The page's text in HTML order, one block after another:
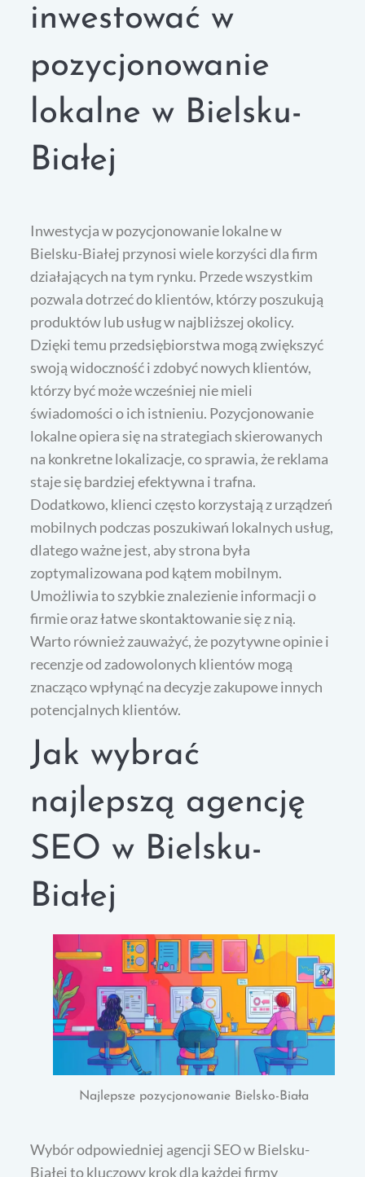
inwestować w
pozycjonowanie
lokalne w Bielsku-
Białej
Inwestycja w pozycjonowanie lokalne w
Bielsku-Białej przynosi wiele korzyści dla firm
działających na tym rynku. Przede wszystkim
pozwala dotrzeć do klientów, którzy poszukują
produktów lub usług w najbliższej okolicy.
Dzięki temu przedsiębiorstwa mogą zwiększyć
swoją widoczność i zdobyć nowych klientów,
którzy być może wcześniej nie mieli
świadomości o ich istnieniu. Pozycjonowanie
lokalne opiera się na strategiach skierowanych
na konkretne lokalizacje, co sprawia, że reklama
staje się bardziej efektywna i trafna.
Dodatkowo, klienci często korzystają z urządzeń
mobilnych podczas poszukiwań lokalnych usług,
dlatego ważne jest, aby strona była
zoptymalizowana pod kątem mobilnym.
Umożliwia to szybkie znalezienie informacji o
firmie oraz łatwe skontaktowanie się z nią.
Warto również zauważyć, że pozytywne opinie i
recenzje od zadowolonych klientów mogą
znacząco wpłynąć na decyzje zakupowe innych
potencjalnych klientów.
Jak wybrać
najlepszą agencję
SEO w Bielsku-
Białej
Najlepsze pozycjonowanie Bielsko-Biała
Wybór odpowiedniej agencji SEO w Bielsku-
Białej to kluczowy krok dla każdej firmy